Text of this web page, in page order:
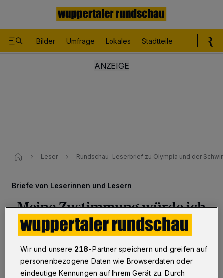
Bilder Umfrage Lokales Stadtteile
Leser Rundschau-Leserbrief zu Olympia und der
Briefe von Leserinnen und Lesern
„Meine Zustimmung würde ich
gerne zurückziehen“
Wuppertal·Betr.: Artikel „Definitiv keine Olympischen
Spiele in der Schwimmoper“, Rundschau online am 5.
Juni 2026
Wir und unsere 218-Partner speichern und greifen auf
personenbezogene Daten wie Browserdaten oder
eindeutige Kennungen auf Ihrem Gerät zu. Durch